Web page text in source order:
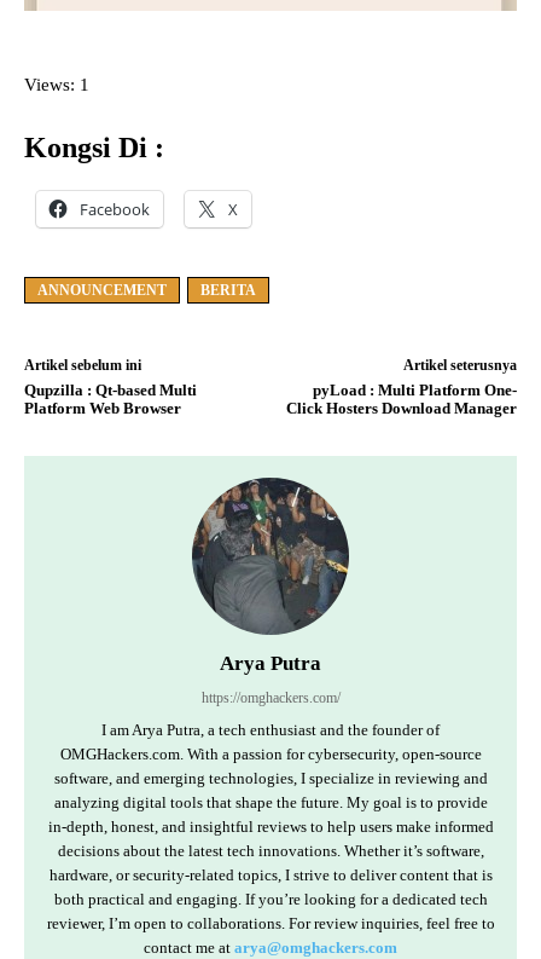
Views: 1
Kongsi Di :
Facebook X
ANNOUNCEMENT BERITA
Artikel sebelum ini
Qupzilla : Qt-based Multi
Platform Web Browser
Artikel seterusnya
pyLoad : Multi Platform One-
Click Hosters Download Manager
Arya Putra
https://omghackers.com/
I am Arya Putra, a tech enthusiast and the founder of
OMGHackers.com. With a passion for cybersecurity, open-source
software, and emerging technologies, I specialize in reviewing and
analyzing digital tools that shape the future. My goal is to provide
in-depth, honest, and insightful reviews to help users make informed
decisions about the latest tech innovations. Whether it’s software,
hardware, or security-related topics, I strive to deliver content that is
both practical and engaging. If you’re looking for a dedicated tech
reviewer, I’m open to collaborations. For review inquiries, feel free to
contact me at arya@omghackers.com